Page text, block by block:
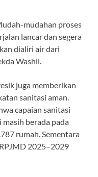
mudahan proses
lancar dan segera
dialiri air dari
Washil.
juga memberikan
sanitasi aman.
capaian sanitasi
berada pada
rumah. Sementara
2025–2029